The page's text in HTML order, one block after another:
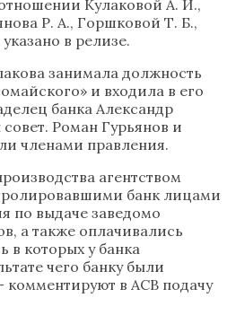
Кулаковой А. И.,
Р. А., Горшковой Т. Б.,
в релизе.
занимала должность
и входила в его
банка Александр
Роман Гурьянов и
членами правления.
агентством
банк лицами
по выдаче заведомо
а также оплачивались
в которых у банка
чего банку были
комментируют в АСВ подачу